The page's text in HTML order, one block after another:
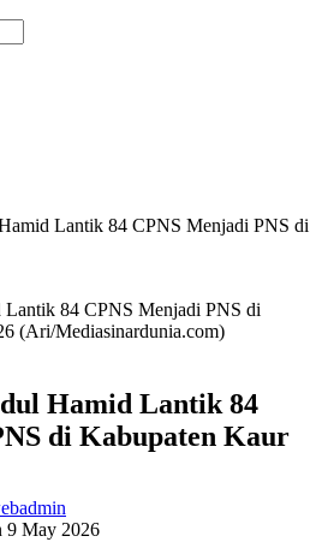
Lantik 84 CPNS Menjadi PNS di
84 CPNS Menjadi PNS di
(Ari/Mediasinardunia.com)
Hamid Lantik 84
di Kabupaten Kaur
9 May 2026